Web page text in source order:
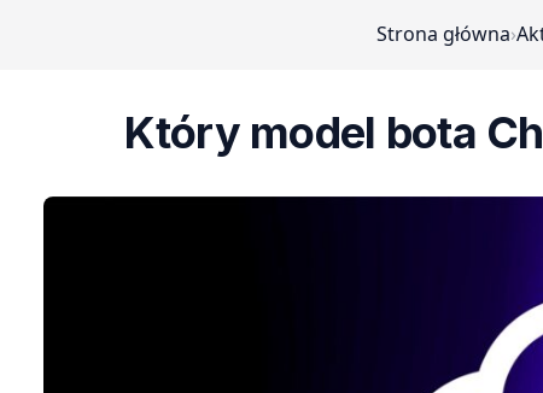
Strona główna›
Który model bota